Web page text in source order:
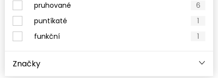
pruhované
6
puntíkaté
1
funkční
1
Značky